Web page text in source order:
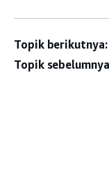
Topik berikutnya:
Topik